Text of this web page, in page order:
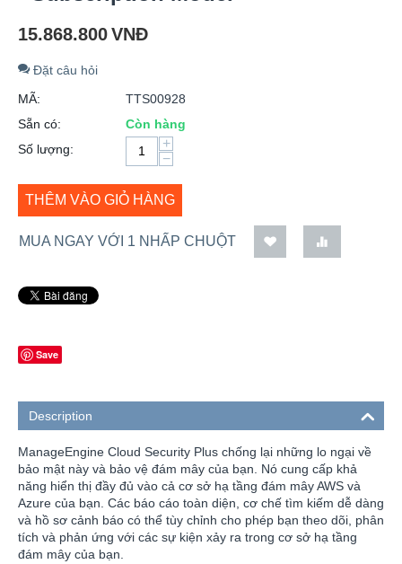
15.868.800VNĐ
Đặt câu hỏi
MÃ:
TTS00928
Sẵn có:
Còn hàng
Số lượng:
+
−
THÊM VÀO GIỎ HÀNG
MUA NGAY VỚI 1 NHẤP CHUỘT
Save
Description
ManageEngine Cloud Security Plus chống lại những lo ngại về
bảo mật này và bảo vệ đám mây của bạn. Nó cung cấp khả
năng hiển thị đầy đủ vào cả cơ sở hạ tầng đám mây AWS và
Azure của bạn. Các báo cáo toàn diện, cơ chế tìm kiếm dễ dàng
và hồ sơ cảnh báo có thể tùy chỉnh cho phép bạn theo dõi, phân
tích và phản ứng với các sự kiện xảy ra trong cơ sở hạ tầng
đám mây của bạn.